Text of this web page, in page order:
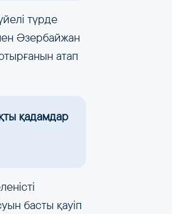
түрде
Әзербайжан
атап
қадамдар
басты қауіп